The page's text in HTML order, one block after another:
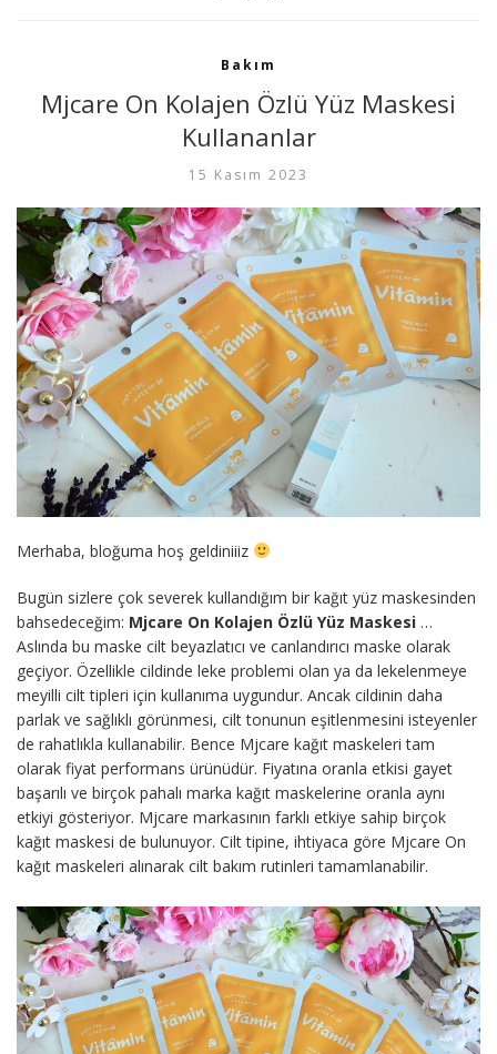
Bakım
Mjcare On Kolajen Özlü Yüz Maskesi
Kullananlar
15 Kasım 2023
Merhaba, bloğuma hoş geldiniiiz
Bugün sizlere çok severek kullandığım bir kağıt yüz maskesinden
bahsedeceğim: Mjcare On Kolajen Özlü Yüz Maskesi …
Aslında bu maske cilt beyazlatıcı ve canlandırıcı maske olarak
geçiyor. Özellikle cildinde leke problemi olan ya da lekelenmeye
meyilli cilt tipleri için kullanıma uygundur. Ancak cildinin daha
parlak ve sağlıklı görünmesi, cilt tonunun eşitlenmesini isteyenler
de rahatlıkla kullanabilir. Bence Mjcare kağıt maskeleri tam
olarak fiyat performans ürünüdür. Fiyatına oranla etkisi gayet
başarılı ve birçok pahalı marka kağıt maskelerine oranla aynı
etkiyi gösteriyor. Mjcare markasının farklı etkiye sahip birçok
kağıt maskesi de bulunuyor. Cilt tipine, ihtiyaca göre Mjcare On
kağıt maskeleri alınarak cilt bakım rutinleri tamamlanabilir.